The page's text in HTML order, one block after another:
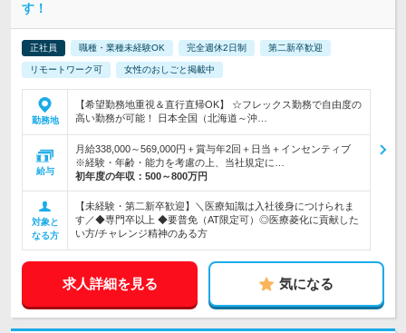
す！
正社員 職種・業種未経験OK 完全週休2日制 第二新卒歓迎
リモートワーク可 女性のおしごと掲載中
勤務地
【希望勤務地重視＆直行直帰OK】 ☆フレックス勤務で自由度の
高い勤務が可能！ 日本全国（北海道～沖…
給与
月給338,000～569,000円＋賞与年2回＋日当＋インセンティブ
※経験・年齢・能力を考慮の上、当社規定に…
初年度の年収： 500～800万円
対象と
なる方
【未経験・第二新卒歓迎】＼医療知識は入社後身につけられま
す／◆専門卒以上 ◆要普免（AT限定可）◎医療菱化に貢献した
い方/チャレンジ精神のある方
求人詳細を見る 気になる